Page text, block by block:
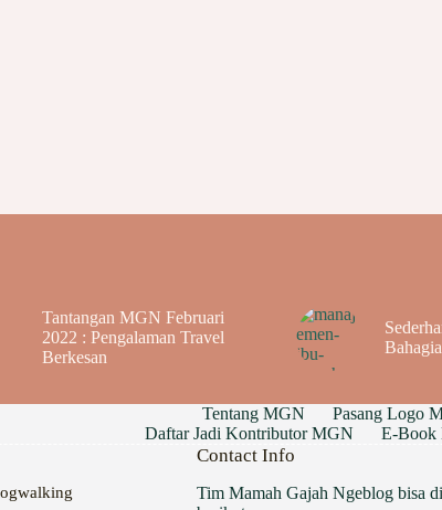
Tantangan MGN Februari
2022 : Pengalaman Travel
Berkesan
Tentang MGN Pasang Logo
Daftar Jadi Kontributor MGN
E-Book
Contact Info
Tim Mamah Gajah Ngeblog bisa